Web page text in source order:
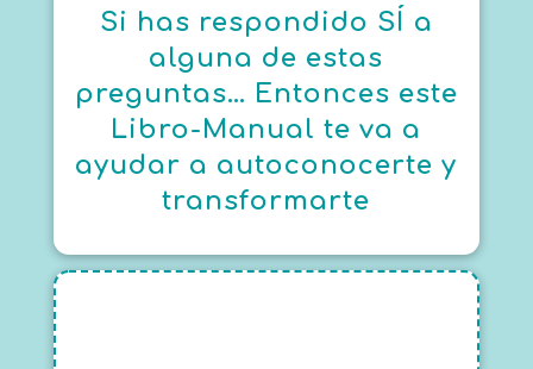
Si has respondido SÍ a
alguna de estas
preguntas… Entonces este
Libro-Manual te va a
ayudar a autoconocerte y
transformarte